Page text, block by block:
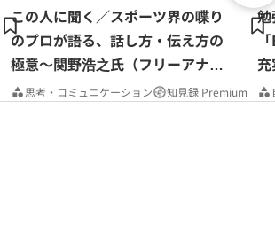
この人に聞く／スポーツ界の喋り
のプロが語る、話し方・伝え方の
極意～関野浩之氏（フリーアナウ
ンサー）
思考・コミュニケーション 知見録 Premium
勉